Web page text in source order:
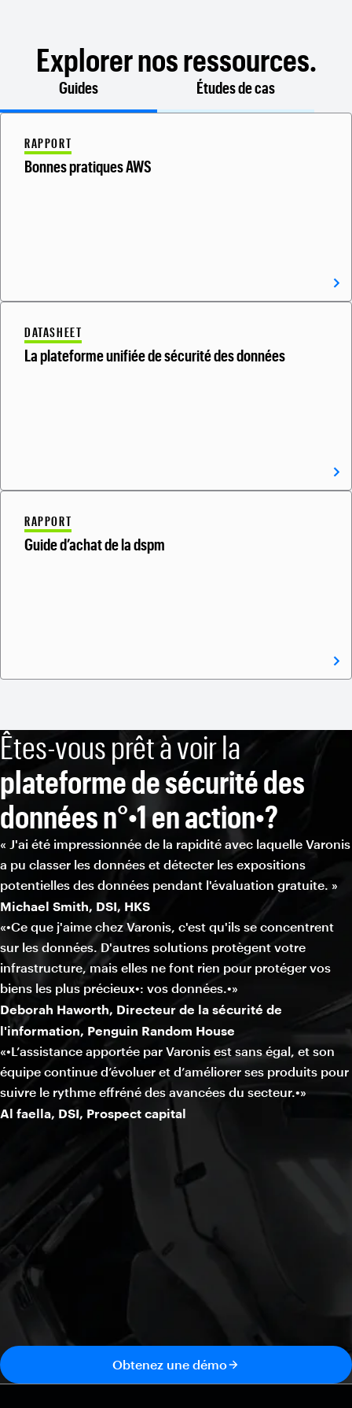
Explorer nos ressources.
Guides Études de cas
RAPPORT
Bonnes pratiques AWS
DATASHEET
La plateforme unifiée de sécurité des données
RAPPORT
Guide d’achat de la dspm
Êtes-vous prêt à voir la
plateforme de sécurité des
données n°•1 en action•?
« J'ai été impressionnée de la rapidité avec laquelle Varonis
a pu classer les données et détecter les expositions
potentielles des données pendant l'évaluation gratuite. »
Michael Smith, DSI, HKS
«•Ce que j'aime chez Varonis, c'est qu'ils se concentrent
sur les données. D'autres solutions protègent votre
infrastructure, mais elles ne font rien pour protéger vos
biens les plus précieux•: vos données.•»
Deborah Haworth, Directeur de la sécurité de
l'information, Penguin Random House
«•L’assistance apportée par Varonis est sans égal, et son
équipe continue d’évoluer et d’améliorer ses produits pour
suivre le rythme effréné des avancées du secteur.•»
Al faella, DSI, Prospect capital
Obtenez une démo